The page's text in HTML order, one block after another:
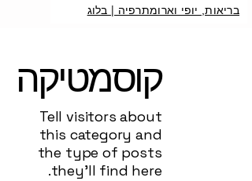
בריאות, יופי וארומתרפיה | בלוג
קוסמטיקה
Tell visitors about
this category and
the type of posts
they’ll find here.